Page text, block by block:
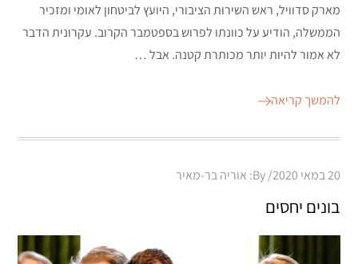
מארק סדוויל, ראש השירות הציבורי, היועץ לביטחון לאומי ומזכיר
הממשלה, הודיע על כוונתו לפרוש בספטמבר הקרוב. עקרונית הדבר
לא אמור להיות יותר מכותרת קטנה. אבל …
להמשך קריאה
Posted
20 במאי 2020 By: אוריה בר-מאיר
בונים יחסים